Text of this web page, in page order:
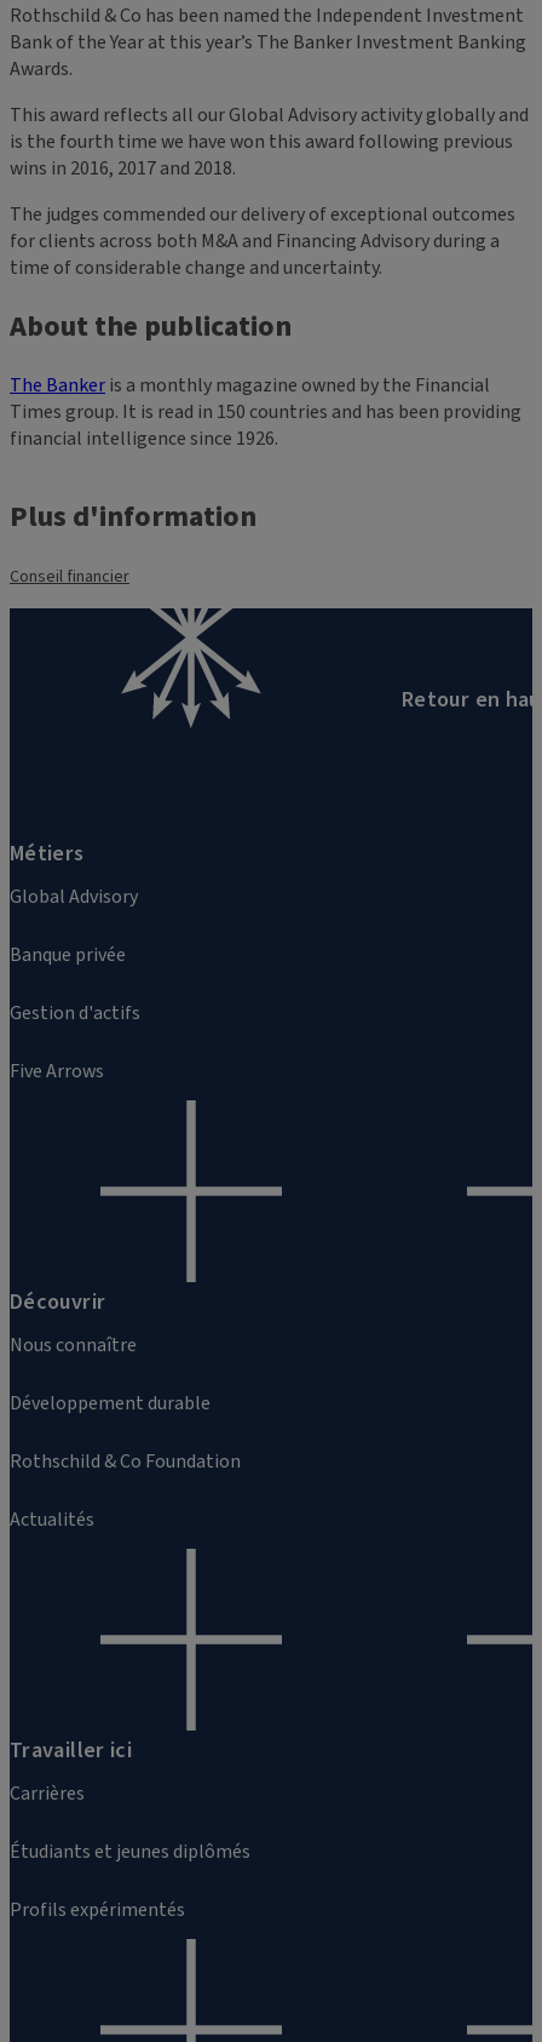
Rothschild & Co has been named the Independent Investment
Bank of the Year at this year’s The Banker Investment Banking
Awards.
This award reflects all our Global Advisory activity globally and
is the fourth time we have won this award following previous
wins in 2016, 2017 and 2018.
The judges commended our delivery of exceptional outcomes
for clients across both M&A and Financing Advisory during a
time of considerable change and uncertainty.
About the publication
The Bankeris a monthly magazine owned by the Financial
Times group. It is read in 150 countries and has been providing
financial intelligence since 1926.
Plus d'information
Conseil financier
Métiers
Global Advisory
Banque privée
Gestion d'actifs
Five Arrows
Découvrir
Nous connaître
Développement durable
Rothschild & Co Foundation
Actualités
Travailler ici
Carrières
Étudiants et jeunes diplômés
Profils expérimentés
Retour en